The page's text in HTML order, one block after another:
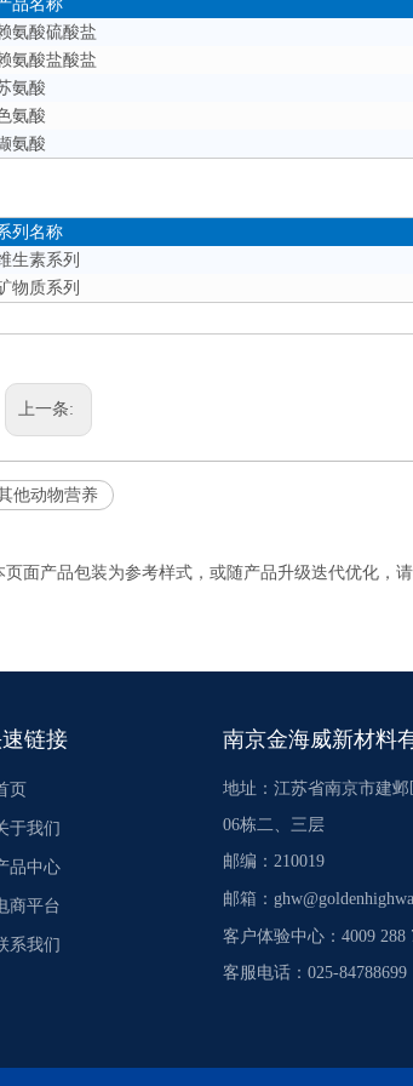
品名称
氨酸硫酸盐
氨酸盐酸盐
氨酸
氨酸
氨酸
列名称
生素系列
物质系列
上一条:
他动物营养
页面产品包装为参考样式，或随产品升级迭代优化，请
链接
页
于我们
品中心
商平台
系我们
南京金海威新材料
地址：江苏省南京市建
06栋二、三层
邮编：210019
邮箱：
客户体验中心：4009 288
客服电话：025-84788699